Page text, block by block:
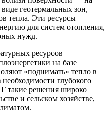
геотермальных зон,
тепла. Эти ресурсы
для систем отопления,
нужд.
ресурсов
на базе
«поднимать» тепло в
глубокого
такие решения широко
и сельском хозяйстве,